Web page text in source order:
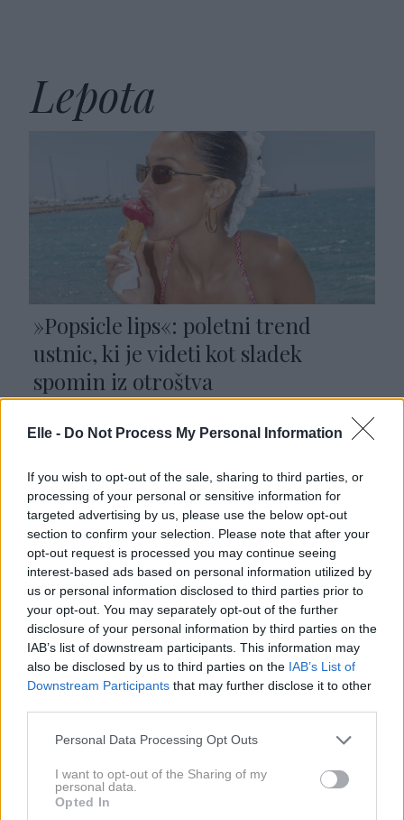
Elle - Do Not Process My Personal Information
If you wish to opt-out of the sale, sharing to third parties, or
processing of your personal or sensitive information for
targeted advertising by us, please use the below opt-out
section to confirm your selection. Please note that after your
opt-out request is processed you may continue seeing
interest-based ads based on personal information utilized by
us or personal information disclosed to third parties prior to
your opt-out. You may separately opt-out of the further
disclosure of your personal information by third parties on the
IAB’s list of downstream participants. This information may
also be disclosed by us to third parties on the IAB’s List of
Downstream Participants that may further disclose it to other
Please note that this website/app uses one or more Google
not limited to your visit or usage behaviour. You may click to
grant or deny consent to Google and its third-party tags to
use your data for below specified purposes in below Google
Personal Data Processing Opt Outs
I want to opt-out of the Sharing of my
personal data.
Opted In
Lepota
»Popsicle lips«: poletni trend
ustnic, ki je videti kot sladek
spomin iz otroštva
To je navada ženske,
ki je pri 45+ videti
mlajša od vrstnic:
Prva in zadnja sta
najpomembnejši za
vzdrževanje
5 barv, ki najbolje
pristajajo
blondinkam:
Odkrijte
komplementarne
odtenke za
stilom